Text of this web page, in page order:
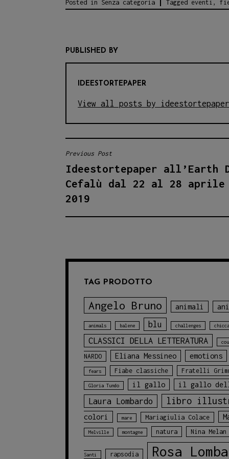
Posted in Senza categoria Tagged eventi ,
PUBLISHED BY
IDEESTORTEPAPER
View all posts by
NAVIGAZIONE
ARTICOLI
Previous Post
Ideestortepaper all’Earth
Cefalù dal 22 al 28 aprile
2019
TAG PRODOTTO
Angelo Bruno animali
animals balene blu challenges
CLASSICI DELLA LETTERATURA
NARDO Eliana Messineo emotions
fears Fiabe classiche Fratelli
Gloria Tundo il gallo il gallo
Laura Lombardo libro
colori mare Mariagiulia Colace
Melville montagne natura Nina Melan
Santi rapsodia Rosa